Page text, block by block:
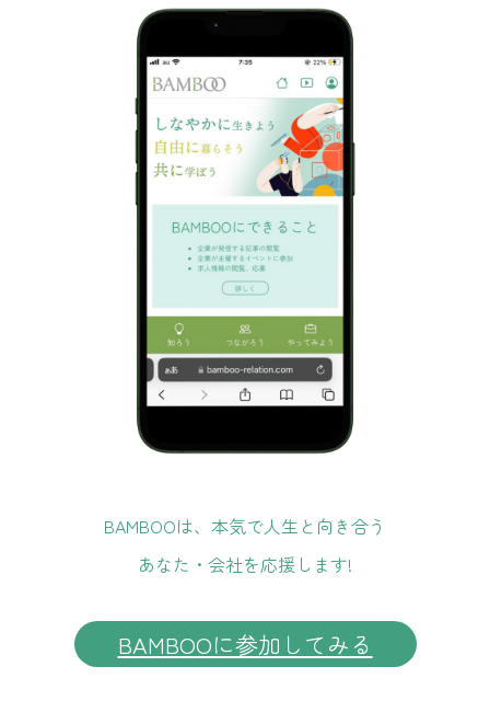
BAMBOOは、本気で人生と向き合う
あなた・会社を応援します!
BAMBOOに参加してみる